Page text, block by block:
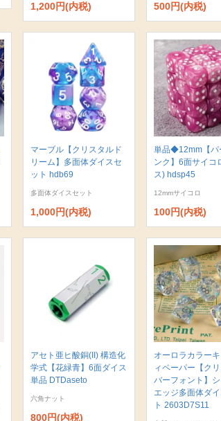
1,200円(内税) 500円(内税)
マーブル【クリスタルド
リーム】多面体ダイスセ
ット hdb69
多面体ダイスセット
1,000円(内税)
単品◆12mm【パ
ンク】6面サイコ
ス) hdsp45
12mmサイコロ
100円(内税)
アセト亜ヒ酸銅(II) 構造化
学式【花緑青】6面ダイス
単品 DTDaseto
六角ナット
800円(内税)
オーロラカラー
ィペーパー【ク
バーフォント】
エッジ多面体ダ
ト 2603D7S11